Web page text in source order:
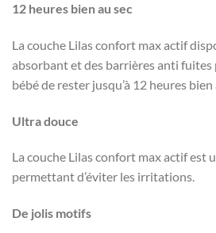
12 heures bien au sec
La couche Lilas confort max actif
absorbant et des barrières anti
bébé de rester jusqu’à 12 heures bien
Ultra douce
La couche Lilas confort max actif est
permettant d’éviter les irritations.
De jolis motifs